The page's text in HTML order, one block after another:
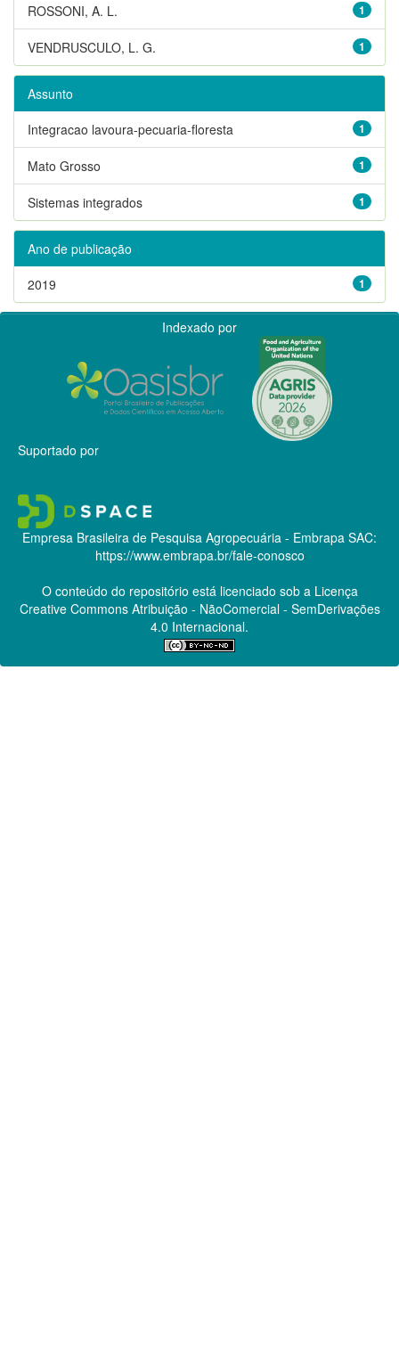
1
ROSSONI, A. L.
1
VENDRUSCULO, L. G.
Assunto
1
Integracao lavoura-pecuaria-floresta
1
Mato Grosso
1
Sistemas integrados
Ano de publicação
1
2019
Indexado por
Suportado por
Empresa Brasileira de Pesquisa Agropecuária - Embrapa SAC:
https://www.embrapa.br/fale-conosco
O conteúdo do repositório está licenciado sob a Licença
Creative CommonsAtribuição - NãoComercial - SemDerivações
4.0 Internacional.